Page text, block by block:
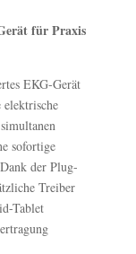
für Praxis
EKG-Gerät
sofortige
der Plug-
Treiber
Tablet